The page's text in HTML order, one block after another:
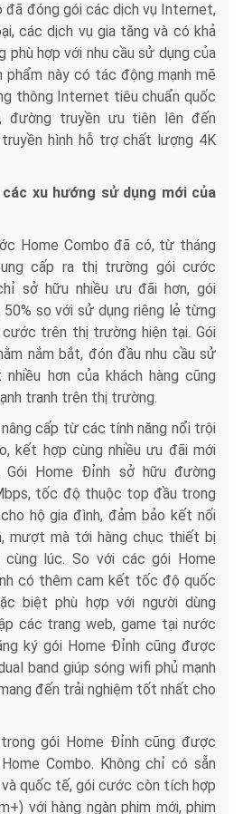
đã đóng gói các dịch vụ Internet,
các dịch vụ gia tăng và có khả
phù hợp với nhu cầu sử dụng của
phẩm này có tác động mạnh mẽ
thông Internet tiêu chuẩn quốc
đường truyền ưu tiên lên đến
hình hỗ trợ chất lượng 4K
xu hướng sử dụng mới của
Home Combo đã có, từ tháng
cấp ra thị trường gói cước
sở hữu nhiều ưu đãi hơn, gói
so với sử dụng riêng lẻ từng
trên thị trường hiện tại. Gói
nắm bắt, đón đầu nhu cầu sử
hơn của khách hàng cũng
tranh trên thị trường.
cấp từ các tính năng nổi trội
kết hợp cùng nhiều ưu đãi mới
Gói Home Đỉnh sở hữu đường
tốc độ thuộc top đầu trong
hộ gia đình, đảm bảo kết nối
mượt mà tới hàng chục thiết bị
cùng lúc. So với các gói Home
có thêm cam kết tốc độ quốc
biệt phù hợp với người dùng
các trang web, game tại nước
ký gói Home Đỉnh cũng được
band giúp sóng wifi phủ mạnh
đến trải nghiệm tốt nhất cho
gói Home Đỉnh cũng được
Combo. Không chỉ có sẵn
quốc tế, gói cước còn tích hợp
với hàng ngàn phim mới, phim